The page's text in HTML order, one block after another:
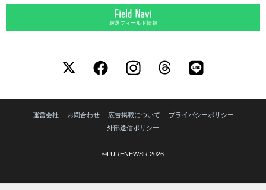
厳選フィールド情報
運営会社 お問合わせ 広告掲載について
プライバシーポリシー
外部送信ポリシー
©LURENEWSR 2026